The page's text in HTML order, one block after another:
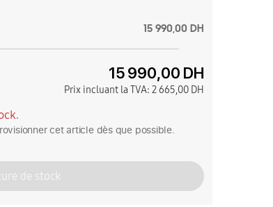
15 990,00 DH
15 990,00 DH
Prix incluant la TVA: 2 665,00 DH
cet article dès que possible.
de stock